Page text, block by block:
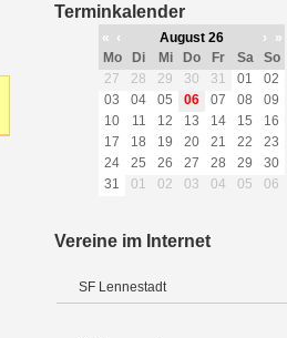
Terminkalender
« ‹ August 26 ›
»
Mo
Di Mi Do Fr Sa
So
27
28 29 30 31 01
02
03
04 05 06 07 08
09
10
11 12 13 14 15
16
17
18 19 20 21 22
23
24
25 26 27 28 29
30
31
01 02 03 04 05 06
Vereine im Internet
SF Lennestadt